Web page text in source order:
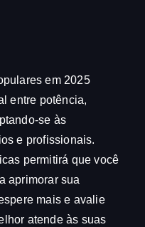
em 2025
entre potência,
se às
e profissionais.
permitirá que você
aprimorar sua
mais e avalie
atende às suas